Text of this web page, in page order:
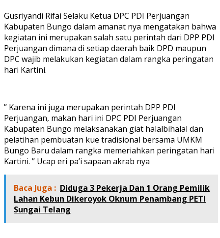
Gusriyandi Rifai Selaku Ketua DPC PDI Perjuangan
Kabupaten Bungo dalam amanat nya mengatakan bahwa
kegiatan ini merupakan salah satu perintah dari DPP PDI
Perjuangan dimana di setiap daerah baik DPD maupun
DPC wajib melakukan kegiatan dalam rangka peringatan
hari Kartini.
” Karena ini juga merupakan perintah DPP PDI
Perjuangan, makan hari ini DPC PDI Perjuangan
Kabupaten Bungo melaksanakan giat halalbihalal dan
pelatihan pembuatan kue tradisional bersama UMKM
Bungo Baru dalam rangka memeriahkan peringatan hari
Kartini. ” Ucap eri pa’i sapaan akrab nya
Baca Juga : Diduga 3 Pekerja Dan 1 Orang Pemilik
Lahan Kebun Dikeroyok Oknum Penambang PETI
Sungai Telang